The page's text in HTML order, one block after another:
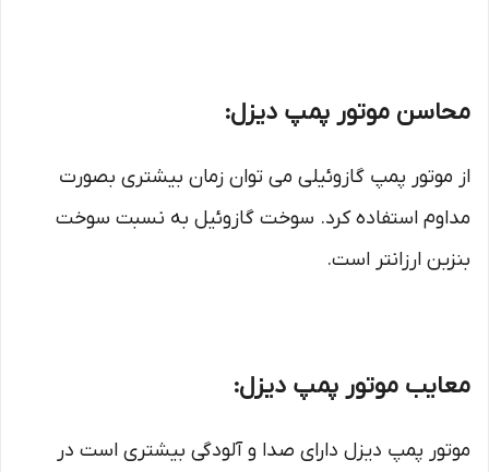
محاسن موتور پمپ دیزل:
از موتور پمپ گازوئیلی می توان زمان بیشتری بصورت
مداوم استفاده کرد. سوخت گازوئیل به نسبت سوخت
بنزین ارزانتر است.
معایب موتور پمپ دیزل:
موتور پمپ دیزل دارای صدا و آلودگی بیشتری است در